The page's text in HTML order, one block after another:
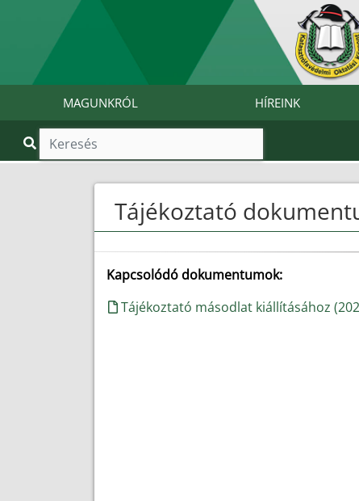
MAGUNKRÓL HÍREINK
Tájékoztató
Kapcsolódó dokumentumok:
Tájékoztató másodlat kiállításához